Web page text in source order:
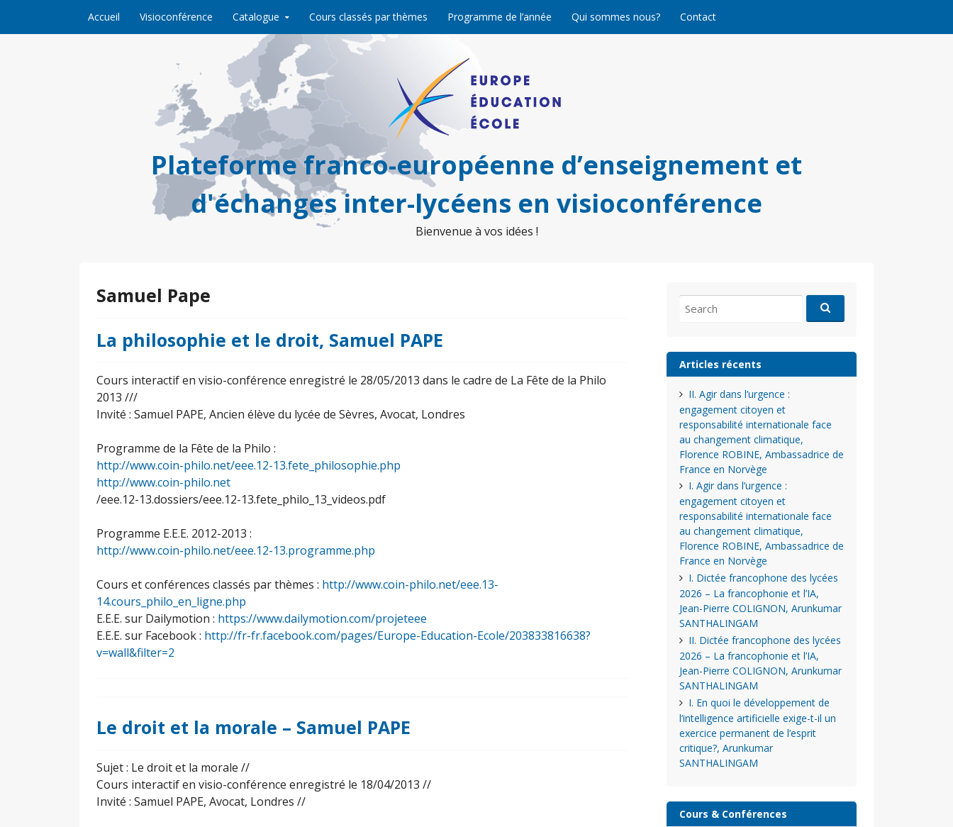
Accueil Visioconférence Catalogue Cours classés par thèmes Programme de l’année Qui sommes nous? Contact
Plateforme franco-européenne d’enseignement et
d'échanges inter-lycéens en visioconférence
Bienvenue à vos idées !
Samuel Pape
La philosophie et le droit, Samuel PAPE
Cours interactif en visio-conférence enregistré le 28/05/2013 dans le cadre de La Fête de la Philo
2013 ///
Invité : Samuel PAPE, Ancien élève du lycée de Sèvres, Avocat, Londres
Programme de la Fête de la Philo :
http://www.coin-philo.net/eee.12-13.fete_philosophie.php
http://www.coin-philo.net
/eee.12-13.dossiers/eee.12-13.fete_philo_13_videos.pdf
Programme E.E.E. 2012-2013 :
http://www.coin-philo.net/eee.12-13.programme.php
Cours et conférences classés par thèmes : http://www.coin-philo.net/eee.13-
14.cours_philo_en_ligne.php
E.E.E. sur Dailymotion : https://www.dailymotion.com/projeteee
E.E.E. sur Facebook : http://fr-fr.facebook.com/pages/Europe-Education-Ecole/203833816638?
v=wall&filter=2
Le droit et la morale – Samuel PAPE
Sujet : Le droit et la morale //
Cours interactif en visio-conférence enregistré le 18/04/2013 //
Invité : Samuel PAPE, Avocat, Londres //
for:
Articles récents
II. Agir dans l’urgence :
engagement citoyen et
responsabilité internationale face
au changement climatique,
Florence ROBINE, Ambassadrice de
France en Norvège
I. Agir dans l’urgence :
engagement citoyen et
responsabilité internationale face
au changement climatique,
Florence ROBINE, Ambassadrice de
France en Norvège
I. Dictée francophone des lycées
2026 – La francophonie et l’IA,
Jean-Pierre COLIGNON, Arunkumar
SANTHALINGAM
II. Dictée francophone des lycées
2026 – La francophonie et l’IA,
Jean-Pierre COLIGNON, Arunkumar
SANTHALINGAM
I. En quoi le développement de
l’intelligence artificielle exige-t-il un
exercice permanent de l’esprit
critique?, Arunkumar
SANTHALINGAM
Cours & Conférences